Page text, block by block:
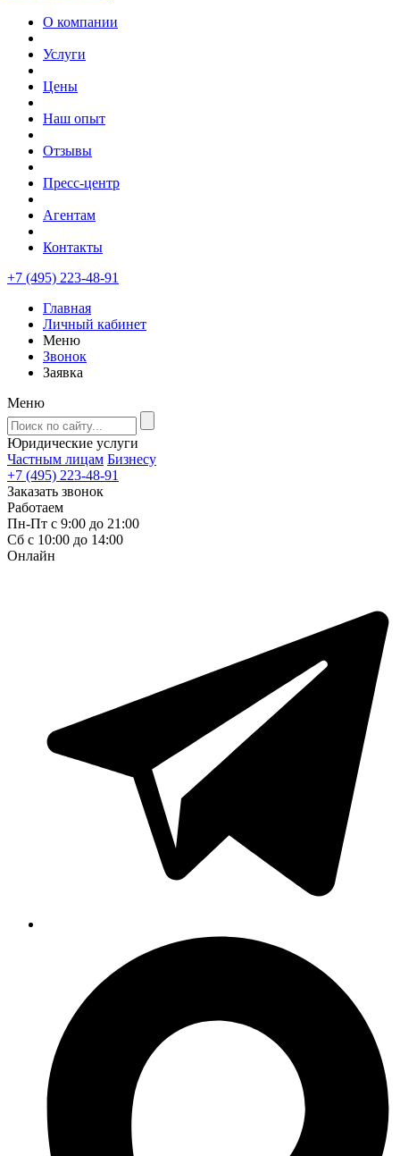
О компании
Услуги
Цены
Наш опыт
Отзывы
Пресс-центр
Агентам
Контакты
+7 (495) 223-48-91
Главная
Личный кабинет
Меню
Звонок
Заявка
Меню
Юридические услуги
Частным лицам Бизнесу
+7 (495) 223-48-91
Заказать звонок
Работаем
Пн-Пт с 9:00 до 21:00
Сб с 10:00 до 14:00
Онлайн